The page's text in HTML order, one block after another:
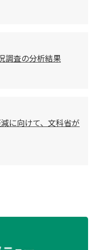
調査の分析結果
に向けて、文科省が